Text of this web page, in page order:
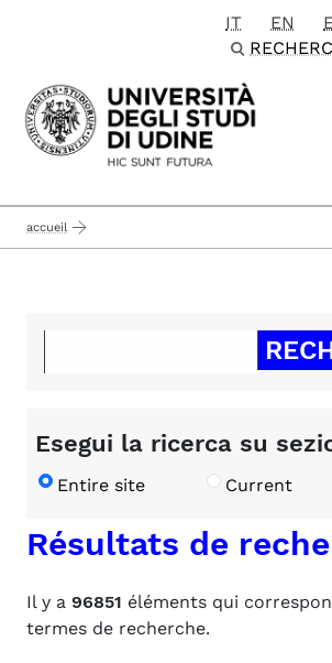
Passa al contenuto
IT EN
accueil
Esegui la ricerca su
Entire site Current
Résultats de
Il y a 96851 éléments qui
termes de recherche.